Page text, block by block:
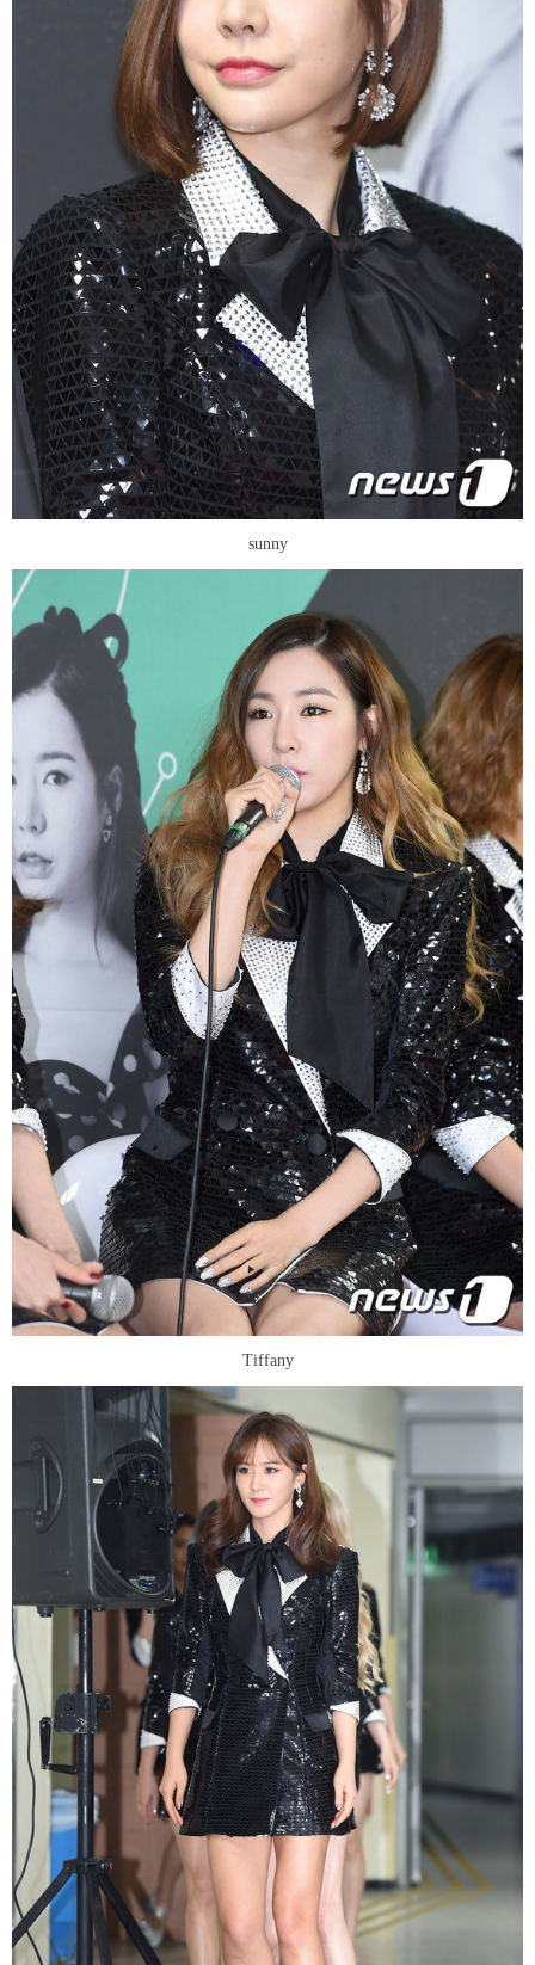
sunny
Tiffany